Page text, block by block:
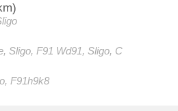
Sligo, F91 Wd91, Sligo, C
F91h9k8